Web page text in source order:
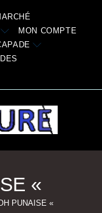
MON COMPTE
«
PUNAISE «